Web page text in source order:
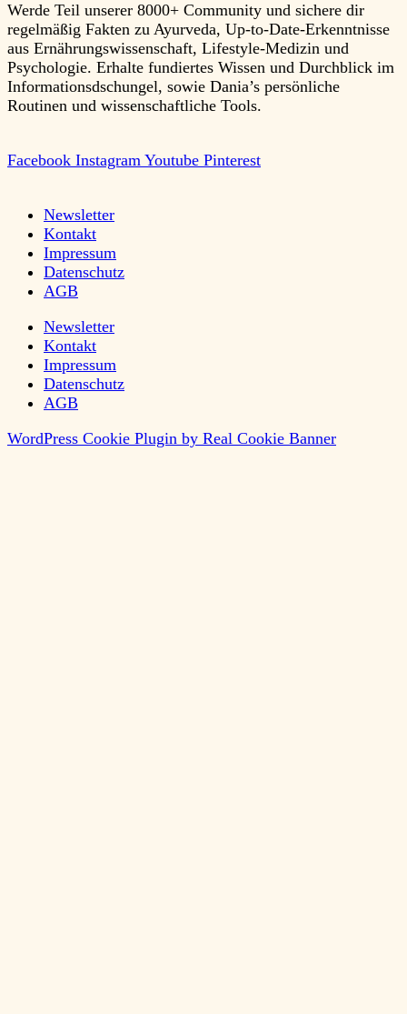
Werde Teil unserer 8000+ Community und sichere dir
regelmäßig Fakten zu Ayurveda, Up-to-Date-Erkenntnisse
aus Ernährungswissenschaft, Lifestyle-Medizin und
Psychologie. Erhalte fundiertes Wissen und Durchblick im
Informationsdschungel, sowie Dania’s persönliche
Routinen und wissenschaftliche Tools.
Facebook Instagram Youtube Pinterest
Newsletter
Kontakt
Impressum
Datenschutz
AGB
Newsletter
Kontakt
Impressum
Datenschutz
AGB
WordPress Cookie Plugin by Real Cookie Banner